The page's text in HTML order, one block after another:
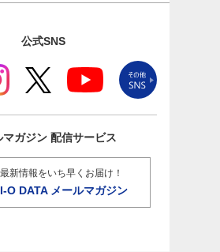
公式SNS
マガジン 配信サービス
最新情報をいち早くお届け！
I-O DATA メールマガジン